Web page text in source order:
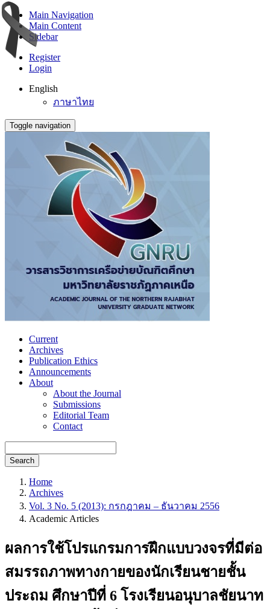
Main Navigation
Main Content
Sidebar
Register
Login
English
ภาษาไทย
Toggle navigation
Current
Archives
Publication Ethics
Announcements
About
About the Journal
Submissions
Editorial Team
Contact
Search
Home
Archives
Vol. 3 No. 5 (2013): กรกฎาคม – ธันวาคม 2556
Academic Articles
ผลการใช้โปรแกรมการฝึกแบบวงจรที่มีต่อ
สมรรถภาพทางกายของนักเรียนชายชั้น
ประถม ศึกษาปีที่ 6 โรงเรียนอนุบาลชัยนาท